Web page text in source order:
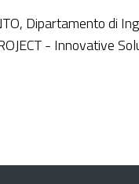
Dipartamento di
- Innovative